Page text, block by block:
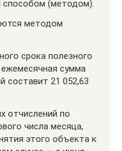
способом (методом).
методом
срока полезного
сумма
составит 21 052,63
отчислений по
числа месяца,
этого объекта к